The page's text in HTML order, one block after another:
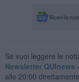
Se vuoi leggere le
Newsletter QUInews
alle 20:00